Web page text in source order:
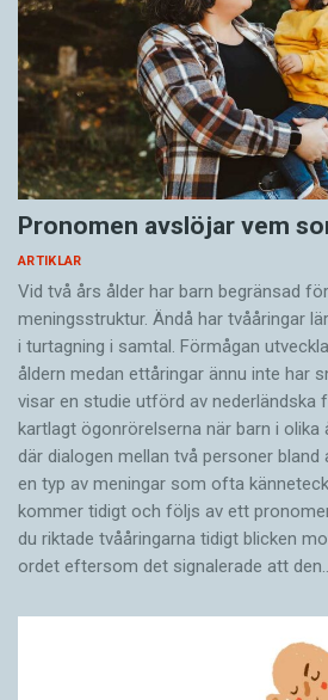
Pronomen avslöjar vem
ARTIKLAR
Vid två års ålder har barn begränsad
meningsstruktur. Ändå har tvååringar
i turtagning i samtal. Förmågan
åldern medan ettåringar ännu inte har
visar en studie utförd av nederländska
kartlagt ögonrörelserna när barn i olika
där dialogen mellan två personer
en typ av meningar som ofta
kommer tidigt och följs av ett
du riktade tvååringarna tidigt blicken
ordet eftersom det ­signalerade att